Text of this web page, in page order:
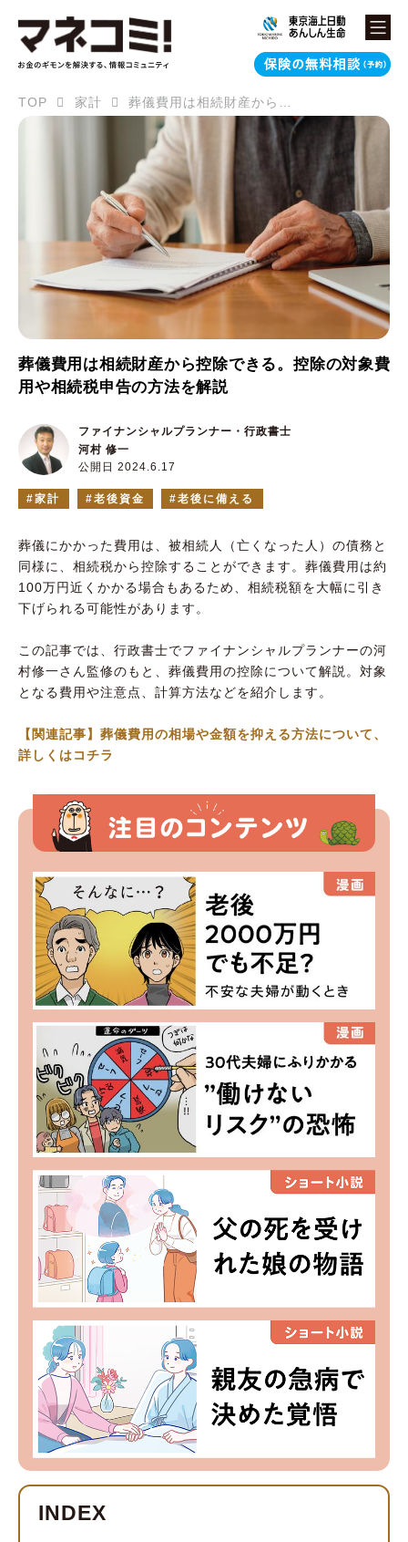
TOP 家計 葬儀費用は相続財産から控除できる。控除の対象費用や相続税申告の方法を解説
葬儀費用は相続財産から控除できる。控除の対象費
用や相続税申告の方法を解説
公開日 2024.6.17
ファイナンシャルプランナー・行政書士
河村 修一
家計 老後資金 老後に備える
葬儀にかかった費用は、被相続人（亡くなった人）の債務と
同様に、相続税から控除することができます。葬儀費用は約
100万円近くかかる場合もあるため、相続税額を大幅に引き
下げられる可能性があります。
この記事では、行政書士でファイナンシャルプランナーの河
村修一さん監修のもと、葬儀費用の控除について解説。対象
となる費用や注意点、計算方法などを紹介します。
【関連記事】葬儀費用の相場や金額を抑える方法について、
詳しくはコチラ